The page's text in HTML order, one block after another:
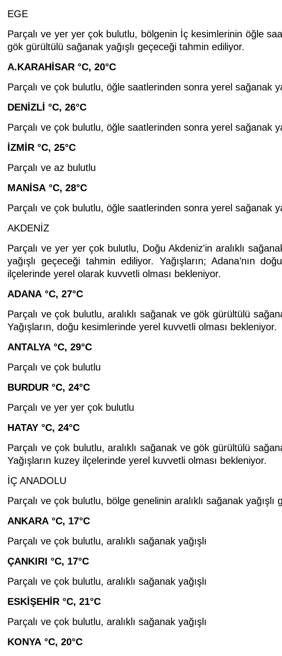
EGE
Parçalı ve yer yer çok bulutlu, bölgenin İç kesimlerinin öğle
gök gürültülü sağanak yağışlı geçeceği tahmin ediliyor.
A.KARAHİSAR °C, 20°C
Parçalı ve çok bulutlu, öğle saatlerinden sonra yerel sağanak
DENİZLİ °C, 26°C
Parçalı ve çok bulutlu, öğle saatlerinden sonra yerel sağanak
İZMİR °C, 25°C
Parçalı ve az bulutlu
MANİSA °C, 28°C
Parçalı ve çok bulutlu, öğle saatlerinden sonra yerel sağanak
AKDENİZ
Parçalı ve yer yer çok bulutlu, Doğu Akdeniz'in aralıklı
yağışlı geçeceği tahmin ediliyor. Yağışların; Adana’nın
ilçelerinde yerel olarak kuvvetli olması bekleniyor.
ADANA °C, 27°C
Parçalı ve çok bulutlu, aralıklı sağanak ve gök gürültülü
Yağışların, doğu kesimlerinde yerel kuvvetli olması bekleniyor.
ANTALYA °C, 29°C
Parçalı ve çok bulutlu
BURDUR °C, 24°C
Parçalı ve yer yer çok bulutlu
HATAY °C, 24°C
Parçalı ve çok bulutlu, aralıklı sağanak ve gök gürültülü
Yağışların kuzey ilçelerinde yerel kuvvetli olması bekleniyor.
İÇ ANADOLU
Parçalı ve çok bulutlu, bölge genelinin aralıklı sağanak yağışlı
ANKARA °C, 17°C
Parçalı ve çok bulutlu, aralıklı sağanak yağışlı
ÇANKIRI °C, 17°C
Parçalı ve çok bulutlu, aralıklı sağanak yağışlı
ESKİŞEHİR °C, 21°C
Parçalı ve çok bulutlu, aralıklı sağanak yağışlı
KONYA °C, 20°C